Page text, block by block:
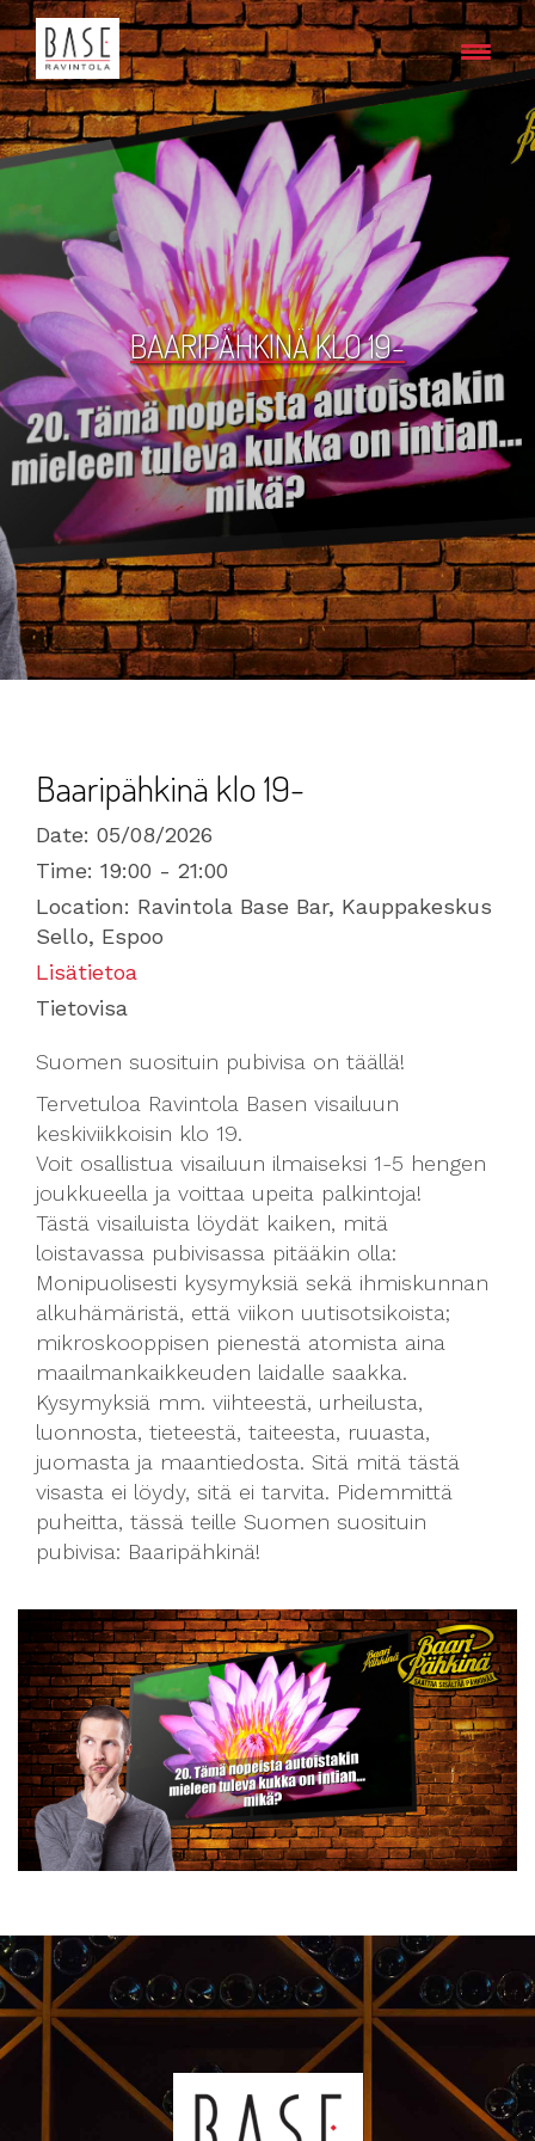
BAARIPÄHKINÄ KLO 19-
Baaripähkinä klo 19-
Date: 05/08/2026
Time: 19:00 - 21:00
Location: Ravintola Base Bar, Kauppakeskus
Sello, Espoo
Lisätietoa
Tietovisa
Suomen suosituin pubivisa on täällä!
Tervetuloa Ravintola Basen visailuun
keskiviikkoisin klo 19.
Voit osallistua visailuun ilmaiseksi 1-5 hengen
joukkueella ja voittaa upeita palkintoja!
Tästä visailuista löydät kaiken, mitä
loistavassa pubivisassa pitääkin olla:
Monipuolisesti kysymyksiä sekä ihmiskunnan
alkuhämäristä, että viikon uutisotsikoista;
mikroskooppisen pienestä atomista aina
maailmankaikkeuden laidalle saakka.
Kysymyksiä mm. viihteestä, urheilusta,
luonnosta, tieteestä, taiteesta, ruuasta,
juomasta ja maantiedosta. Sitä mitä tästä
visasta ei löydy, sitä ei tarvita. Pidemmittä
puheitta, tässä teille Suomen suosituin
pubivisa: Baaripähkinä!